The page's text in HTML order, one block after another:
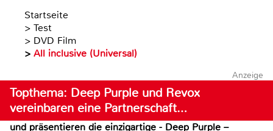
Startseite
> Test
> DVD Film
> All inclusive (Universal)
Anzeige
Topthema: Deep Purple und Revox
vereinbaren eine Partnerschaft…
und präsentieren die einzigartige - Deep Purple –